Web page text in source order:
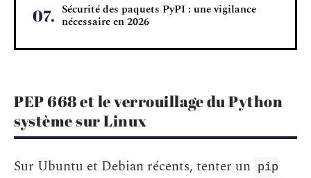
Sécurité des paquets PyPI : une vigilance
nécessaire en 2026
PEP 668 et le verrouillage du Python
système sur Linux
Sur Ubuntu et Debian récents, tenter un pip